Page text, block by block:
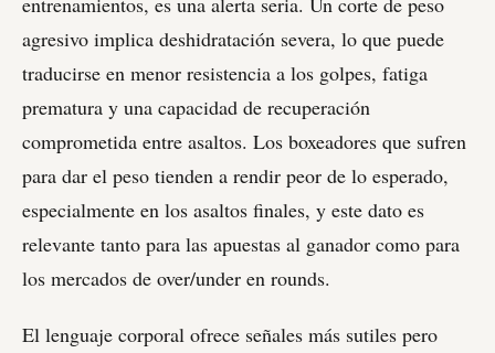
agresivo implica deshidratación severa, lo que puede
traducirse en menor resistencia a los golpes, fatiga
prematura y una capacidad de recuperación
comprometida entre asaltos. Los boxeadores que sufren
para dar el peso tienden a rendir peor de lo esperado,
especialmente en los asaltos finales, y este dato es
relevante tanto para las apuestas al ganador como para
los mercados de over/under en rounds.
El lenguaje corporal ofrece señales más sutiles pero